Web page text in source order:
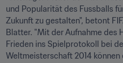
und Popularität des Fussballs
Zukunft zu gestalten", betont
Blatter. "Mit der Aufnahme des
Frieden ins Spielprotokoll bei
Weltmeisterschaft 2014 können